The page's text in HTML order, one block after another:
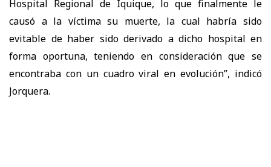
Hospital Regional de Iquique, lo que finalmente le
causó a la víctima su muerte, la cual habría sido
evitable de haber sido derivado a dicho hospital en
forma oportuna, teniendo en consideración que se
encontraba con un cuadro viral en evolución”, indicó
Jorquera.